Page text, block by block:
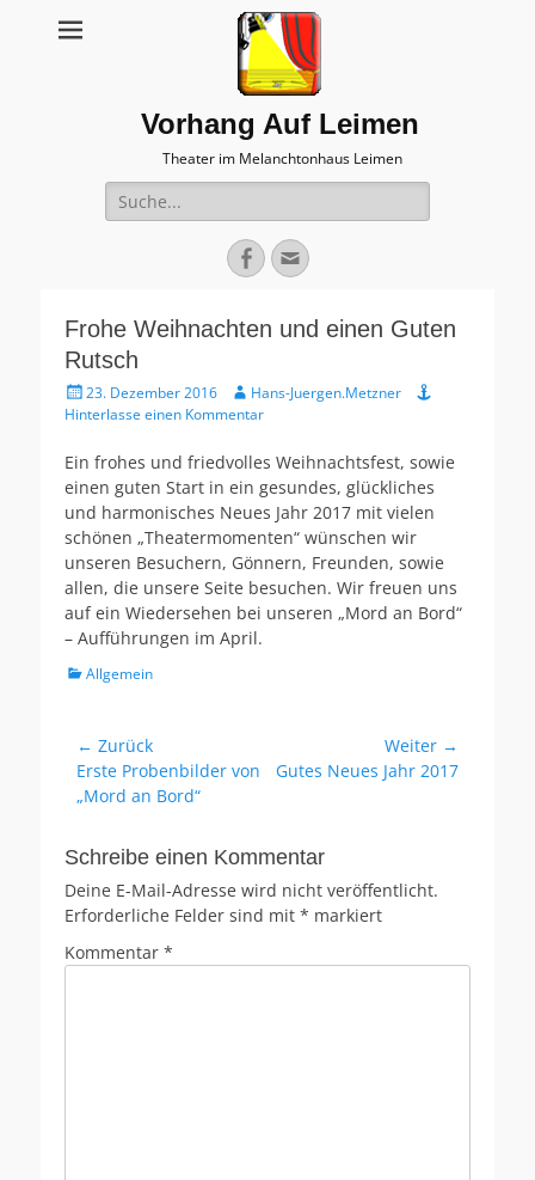
Vorhang Auf Leimen
Theater im Melanchtonhaus Leimen
Suche
nach:
Facebook
E-
Mail
Frohe Weihnachten und einen Guten
Rutsch
Veröffentlicht
am
23. Dezember 2016 AutorHans-Juergen.Metzner
Hinterlasse einen Kommentar
Ein frohes und friedvolles Weihnachtsfest, sowie
einen guten Start in ein gesundes, glückliches
und harmonisches Neues Jahr 2017 mit vielen
schönen „Theatermomenten“ wünschen wir
unseren Besuchern, Gönnern, Freunden, sowie
allen, die unsere Seite besuchen. Wir freuen uns
auf ein Wiedersehen bei unseren „Mord an Bord“
– Aufführungen im April.
Kategorien
Allgemein
Beitragsnavigation
← Zurück
Vorheriger
Beitrag:
Erste Probenbilder von
„Mord an Bord“
Weiter →
Nächster
Gutes Neues Jahr 2017
Schreibe einen Kommentar
Deine E-Mail-Adresse wird nicht veröffentlicht.
Erforderliche Felder sind mit * markiert
Kommentar *